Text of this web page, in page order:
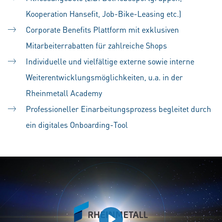
Kooperation Hansefit, Job-Bike-Leasing etc.)
Corporate Benefits Plattform mit exklusiven
Mitarbeiterrabatten für zahlreiche Shops
Individuelle und vielfältige externe sowie interne
Weiterentwicklungsmöglichkeiten, u.a. in der
Rheinmetall Academy
Professioneller Einarbeitungsprozess begleitet durch
ein digitales Onboarding-Tool